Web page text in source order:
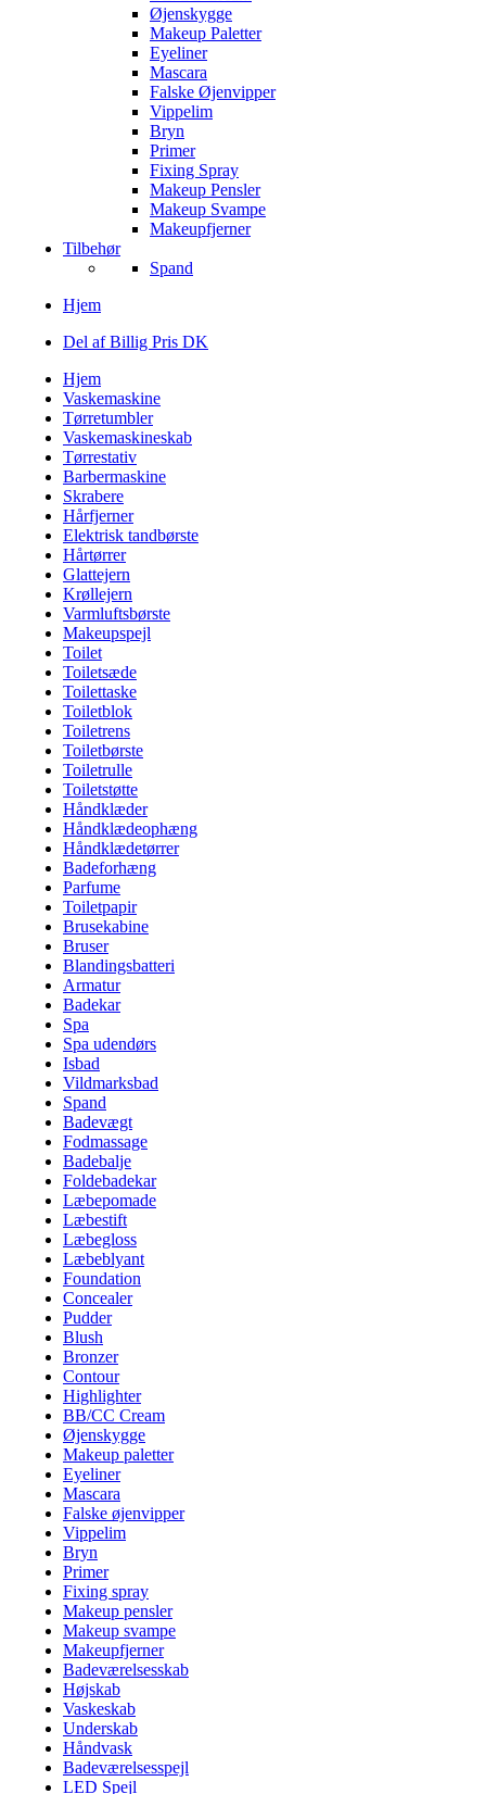
Øjenskygge
Makeup Paletter
Eyeliner
Mascara
Falske Øjenvipper
Vippelim
Bryn
Primer
Fixing Spray
Makeup Pensler
Makeup Svampe
Makeupfjerner
Tilbehør
Spand
Hjem
Del af Billig Pris DK
Hjem
Vaskemaskine
Tørretumbler
Vaskemaskineskab
Tørrestativ
Barbermaskine
Skrabere
Hårfjerner
Elektrisk tandbørste
Hårtørrer
Glattejern
Krøllejern
Varmluftsbørste
Makeupspejl
Toilet
Toiletsæde
Toilettaske
Toiletblok
Toiletrens
Toiletbørste
Toiletrulle
Toiletstøtte
Håndklæder
Håndklædeophæng
Håndklædetørrer
Badeforhæng
Parfume
Toiletpapir
Brusekabine
Bruser
Blandingsbatteri
Armatur
Badekar
Spa
Spa udendørs
Isbad
Vildmarksbad
Spand
Badevægt
Fodmassage
Badebalje
Foldebadekar
Læbepomade
Læbestift
Læbegloss
Læbeblyant
Foundation
Concealer
Pudder
Blush
Bronzer
Contour
Highlighter
BB/CC Cream
Øjenskygge
Makeup paletter
Eyeliner
Mascara
Falske øjenvipper
Vippelim
Bryn
Primer
Fixing spray
Makeup pensler
Makeup svampe
Makeupfjerner
Badeværelsesskab
Højskab
Vaskeskab
Underskab
Håndvask
Badeværelsesspejl
LED Spejl